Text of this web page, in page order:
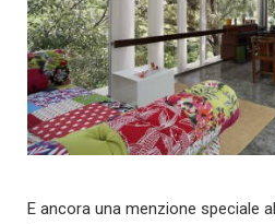
E ancora una menzione speciale